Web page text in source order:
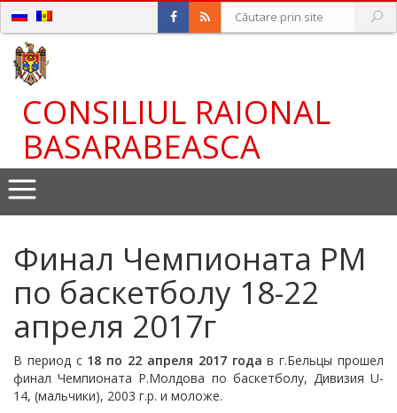
CONSILIUL RAIONAL
BASARABEASCA
Финал Чемпионата РМ
по баскетболу 18-22
апреля 2017г
В период с 18 по 22 апреля 2017 года в г.Бельцы прошел
финал Чемпионата Р.Молдова по баскетболу, Дивизия U-
14, (мальчики), 2003 г.р. и моложе.